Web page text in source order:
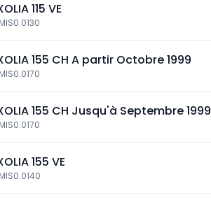
115 VE
155 CH A partir Octobre 1999
155 CH Jusqu'à Septembre 1999
155 VE